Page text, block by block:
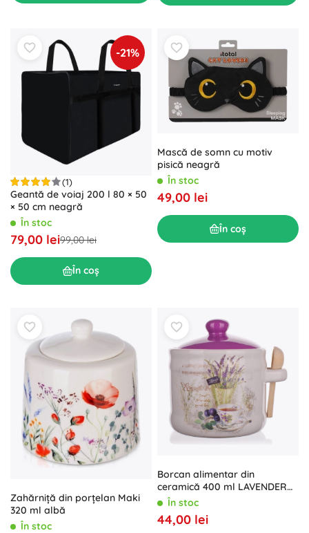
-21%
(1)
Geantă de voiaj 200 l 80 × 50
× 50 cm neagră
În stoc
79,00 lei99,00 lei
În coș
Mască de somn cu motiv
pisică neagră
În stoc
49,00 lei
În coș
Zahărniță din porțelan Maki
320 ml albă
În stoc
Borcan alimentar din
ceramică 400 ml LAVENDER
cu linguriță din lemn
În stoc
44,00 lei